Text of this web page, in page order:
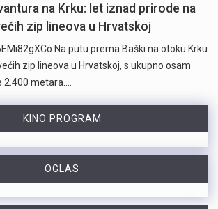
na Krku: let iznad prirode na
zip lineova u Hrvatskoj
Na putu prema Baški na otoku Krku
zip lineova u Hrvatskoj, s ukupno osam
2.400 metara.…
KINO PROGRAM
OGLAS